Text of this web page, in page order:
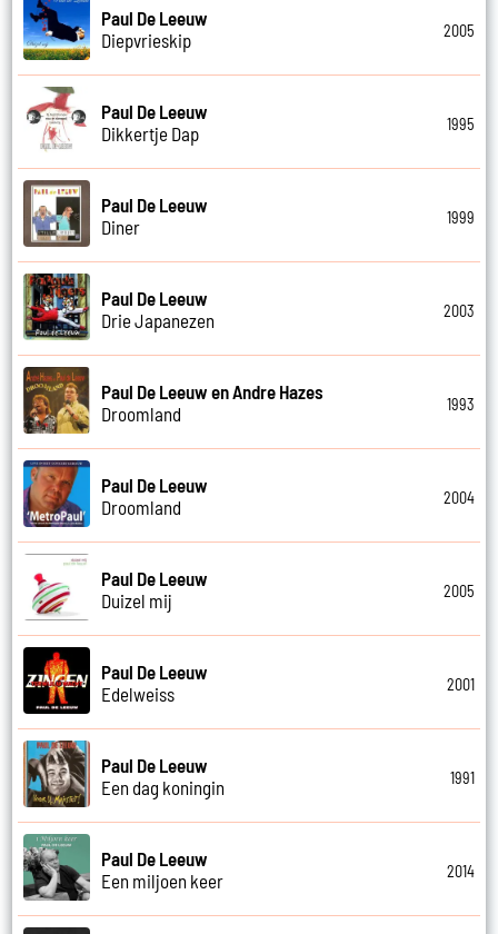
Paul De Leeuw
Diepvrieskip
2005
Paul De Leeuw
Dikkertje Dap
1995
Paul De Leeuw
Diner
1999
Paul De Leeuw
Drie Japanezen
2003
Paul De Leeuw en Andre Hazes
Droomland
1993
Paul De Leeuw
Droomland
2004
Paul De Leeuw
Duizel mij
2005
Paul De Leeuw
Edelweiss
2001
Paul De Leeuw
Een dag koningin
1991
Paul De Leeuw
Een miljoen keer
2014